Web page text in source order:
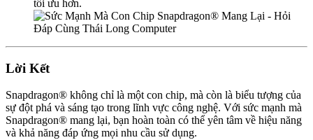
tối ưu hơn.
Lời Kết
Snapdragon® không chỉ là một con chip, mà còn là biểu tượng của
sự đột phá và sáng tạo trong lĩnh vực công nghệ. Với sức mạnh mà
Snapdragon® mang lại, bạn hoàn toàn có thể yên tâm về hiệu năng
và khả năng đáp ứng mọi nhu cầu sử dụng.